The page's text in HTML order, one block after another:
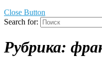
Close Button
Search for:
Рубрика: